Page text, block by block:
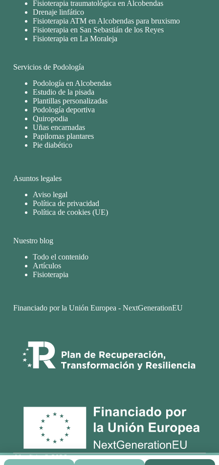
Fisioterapia traumatológica en Alcobendas
Drenaje linfático
Fisioterapia ATM en Alcobendas para bruxismo
Fisioterapia en San Sebastián de los Reyes
Fisioterapia en La Moraleja
Servicios de Podología
Podología en Alcobendas
Estudio de la pisada
Plantillas personalizadas
Podología deportiva
Quiropodia
Uñas encarnadas
Papilomas plantares
Pie diabético
Asuntos legales
Aviso legal
Política de privacidad
Política de cookies (UE)
Nuestro blog
Todo el contenido
Artículos
Fisioterapia
Financiado por la Unión Europea - NextGenerationEU
Alcofisio © 2026